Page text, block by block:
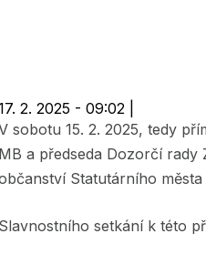
2. 2025 - 09:02
sobotu 15. 2. 2025, tedy
MB a předseda Dozorčí
Statutárního města
Slavnostního setkání k této